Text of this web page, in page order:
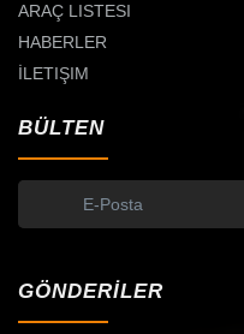
ARAÇ LISTESI
HABERLER
İLETIŞIM
BÜLTEN
GÖNDERİLER